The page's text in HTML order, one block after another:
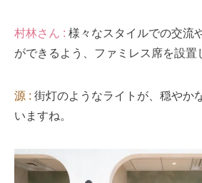
村林さん : 様々なスタイルでの交流
ができるよう、ファミレス席を設置
源 : 街灯のようなライトが、穏やか
いますね。